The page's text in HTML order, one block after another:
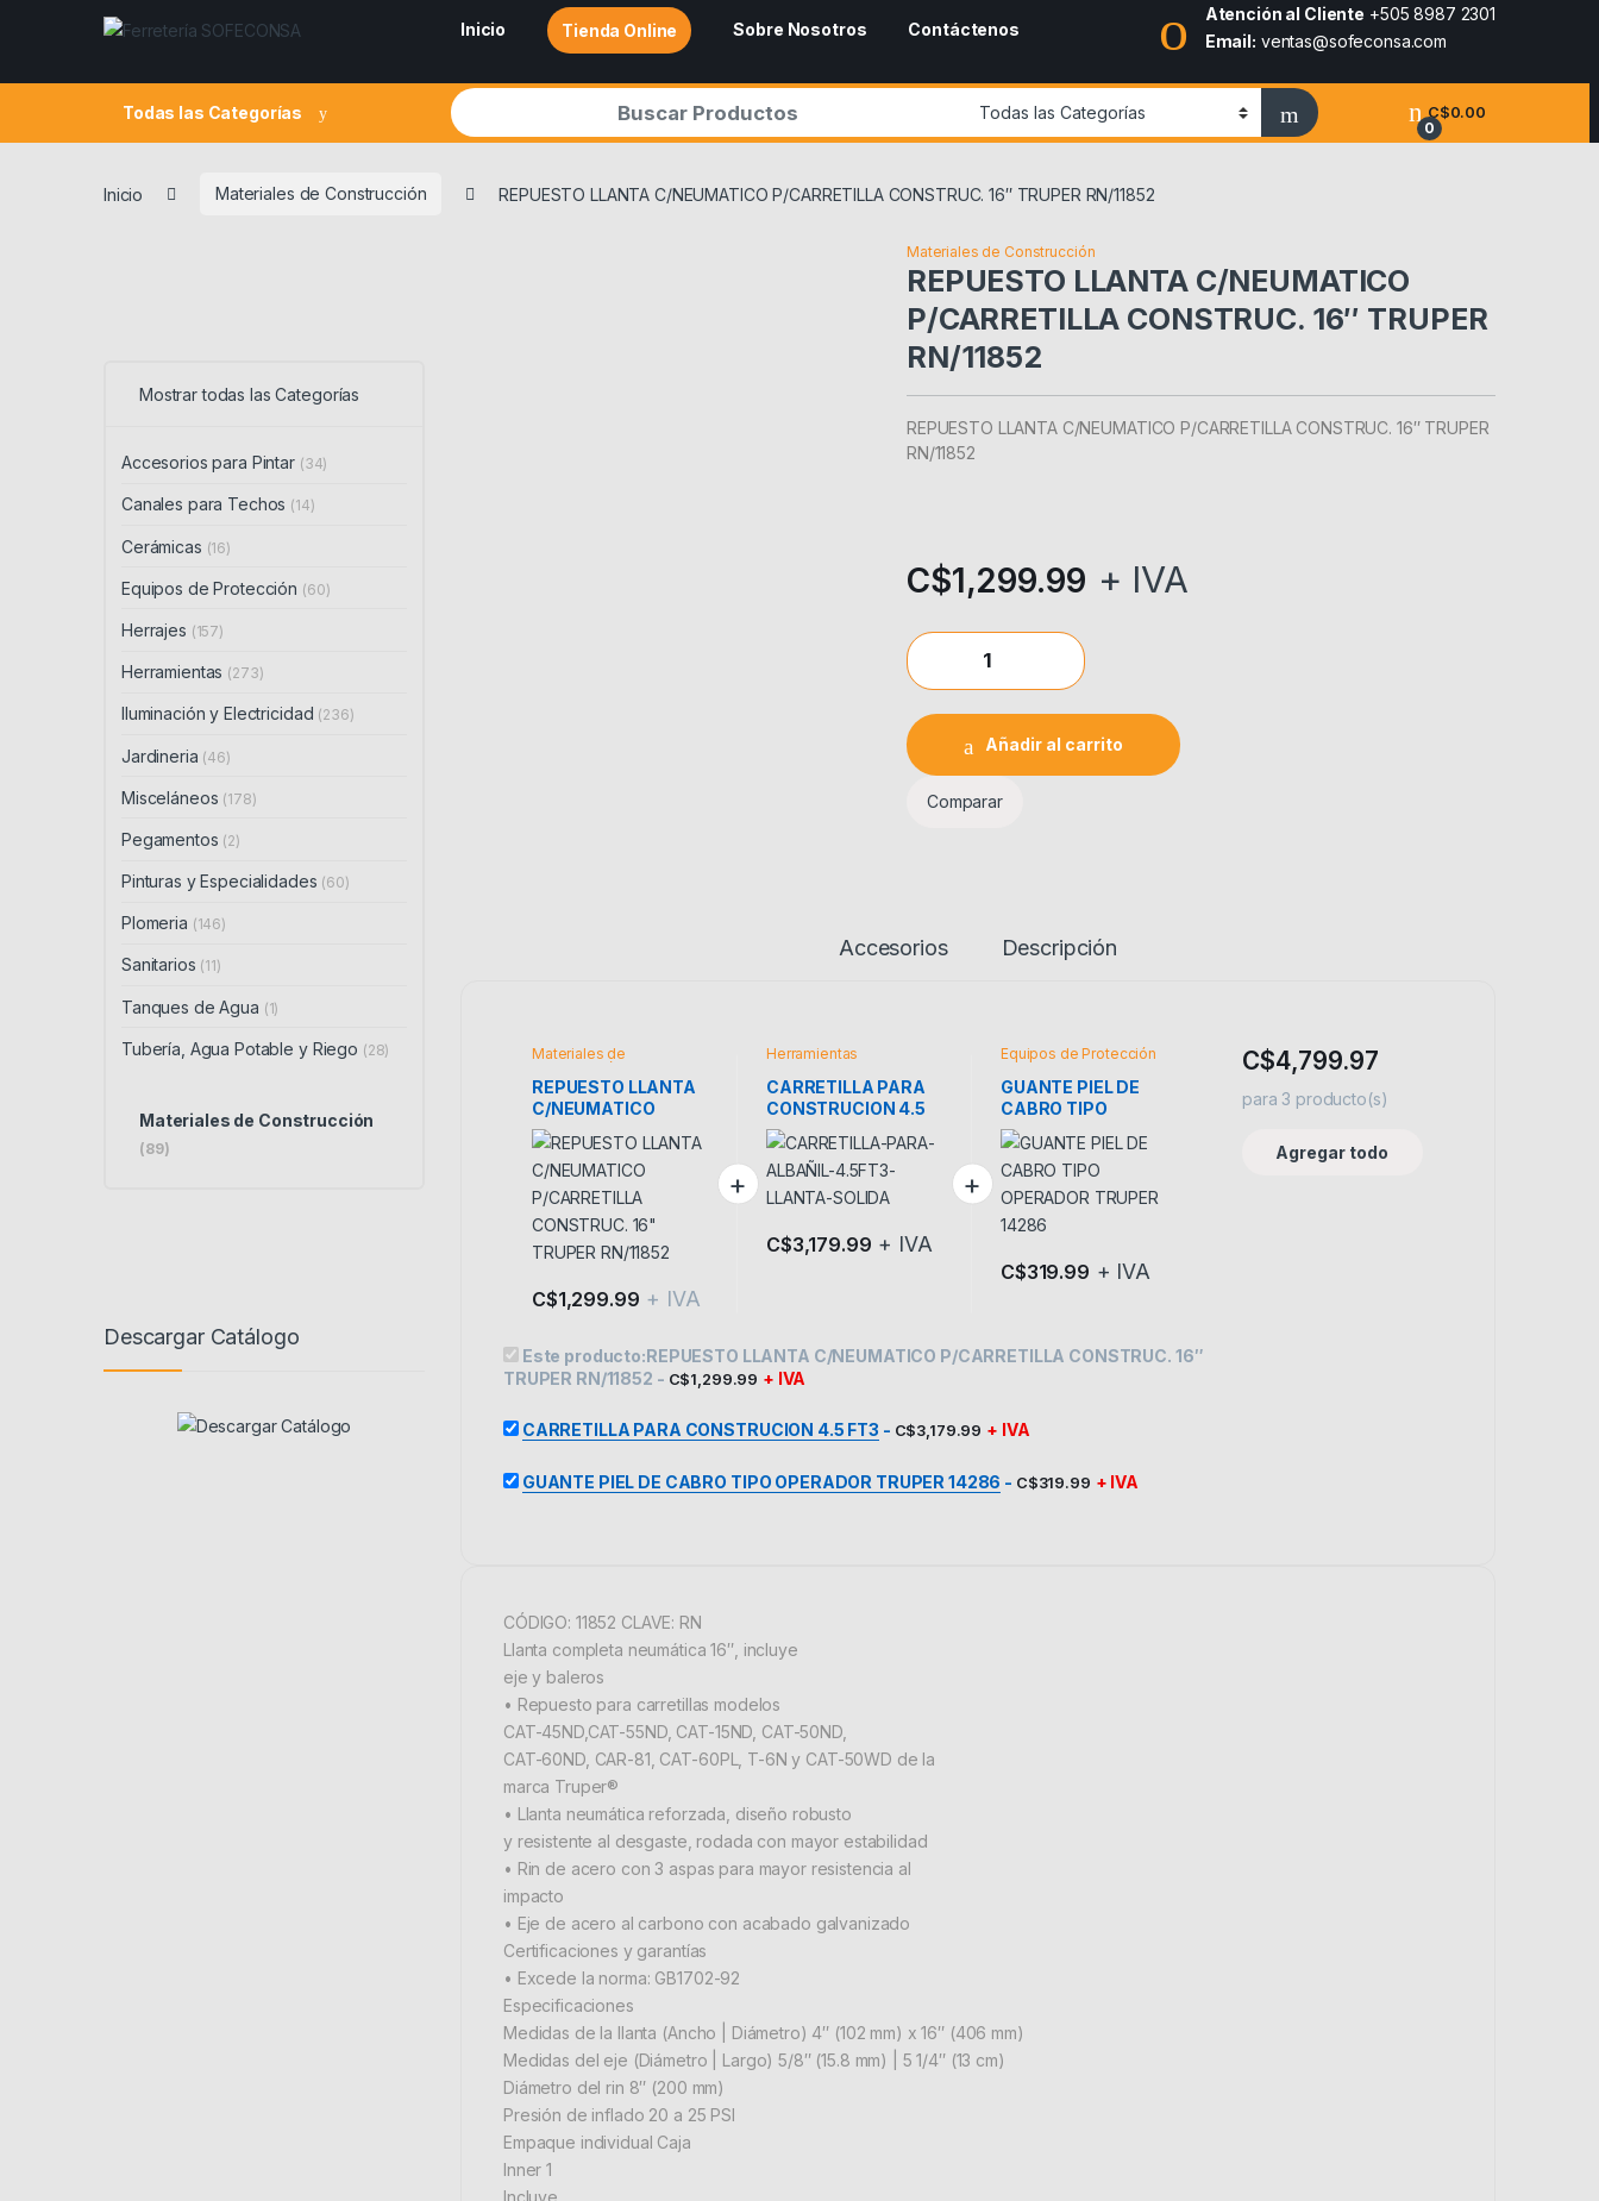
Skip to navigation
Skip to content
Inicio
Tienda Online Sobre Nosotros Contáctenos
Atención al Cliente +505 8987 2301
Email: ventas@sofeconsa.com
Todas las Categorías
Search for:
0
C$0.00
Inicio Materiales de Construcción REPUESTO LLANTA C/NEUMATICO P/CARRETILLA CONSTRUC. 16″ TRUPER RN/11852
Materiales de Construcción
REPUESTO LLANTA C/NEUMATICO
P/CARRETILLA CONSTRUC. 16″ TRUPER
RN/11852
REPUESTO LLANTA C/NEUMATICO P/CARRETILLA CONSTRUC. 16″ TRUPER
RN/11852
C$1,299.99 + IVA
REPUESTO LLANTA C/NEUMATICO P/CARRETILLA CONSTRUC. 16" TRUPER RN/
Añadir al carrito
Comparar
Accesorios Descripción
Materiales de
Construcción
REPUESTO LLANTA
C/NEUMATICO
P/CARRETILLA
CONSTRUC. 16″
TRUPER RN/11852
C$1,299.99 + IVA
Herramientas
CARRETILLA PARA
CONSTRUCION 4.5
FT3
C$3,179.99 + IVA
Equipos de Protección
GUANTE PIEL DE
CABRO TIPO
OPERADOR TRUPER
14286
C$319.99 + IVA
Este producto:REPUESTO LLANTA C/NEUMATICO P/CARRETILLA CONSTRUC. 16″
TRUPER RN/11852 - C$1,299.99 + IVA
CARRETILLA PARA CONSTRUCION 4.5 FT3 - C$3,179.99 + IVA
GUANTE PIEL DE CABRO TIPO OPERADOR TRUPER 14286 - C$319.99 + IVA
C$4,799.97
para 3 producto(s)
Agregar todo
CÓDIGO: 11852 CLAVE: RN
Llanta completa neumática 16″, incluye
eje y baleros
• Repuesto para carretillas modelos
CAT-45ND,CAT-55ND, CAT-15ND, CAT-50ND,
CAT-60ND, CAR-81, CAT-60PL, T-6N y CAT-50WD de la
marca Truper®
• Llanta neumática reforzada, diseño robusto
y resistente al desgaste, rodada con mayor estabilidad
• Rin de acero con 3 aspas para mayor resistencia al
impacto
• Eje de acero al carbono con acabado galvanizado
Certificaciones y garantías
• Excede la norma: GB1702-92
Especificaciones
Medidas de la llanta (Ancho | Diámetro) 4″ (102 mm) x 16″ (406 mm)
Medidas del eje (Diámetro | Largo) 5/8″ (15.8 mm) | 5 1/4″ (13 cm)
Diámetro del rin 8″ (200 mm)
Presión de inflado 20 a 25 PSI
Empaque individual Caja
Inner 1
Mostrar todas las Categorías
Accesorios para Pintar (34)
Canales para Techos (14)
Cerámicas (16)
Equipos de Protección (60)
Herrajes (157)
Herramientas (273)
Iluminación y Electricidad (236)
Jardineria (46)
Misceláneos (178)
Pegamentos (2)
Pinturas y Especialidades (60)
Plomeria (146)
Sanitarios (11)
Tanques de Agua (1)
Tubería, Agua Potable y Riego (28)
Materiales de Construcción
(89)
Descargar Catálogo